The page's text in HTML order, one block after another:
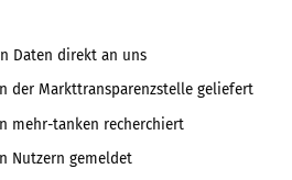
Daten direkt an uns
der Markttransparenzstelle geliefert
mehr-tanken recherchiert
Nutzern gemeldet